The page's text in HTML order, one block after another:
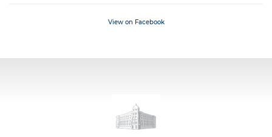
View on Facebook